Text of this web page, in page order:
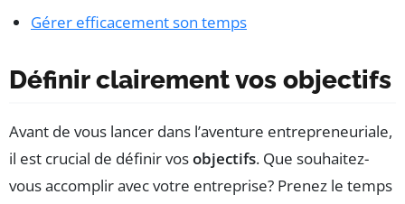
Gérer efficacement son temps
Définir clairement vos objectifs
Avant de vous lancer dans l’aventure entrepreneuriale,
il est crucial de définir vosobjectifs. Que souhaitez-
vous accomplir avec votre entreprise? Prenez le temps